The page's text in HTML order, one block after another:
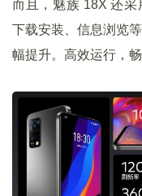
而且，魅族 18X 还采
下载安装、信息浏览
幅提升。高效运行，畅